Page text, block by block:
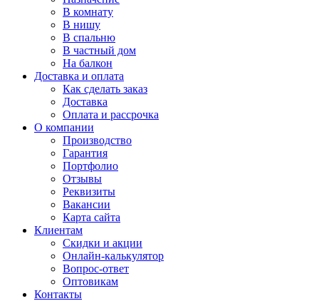
В комнату
В нишу
В спальню
В частный дом
На балкон
Доставка и оплата
Как сделать заказ
Доставка
Оплата и рассрочка
О компании
Производство
Гарантия
Портфолио
Отзывы
Реквизиты
Вакансии
Карта сайта
Клиентам
Скидки и акции
Онлайн-калькулятор
Вопрос-ответ
Оптовикам
Контакты